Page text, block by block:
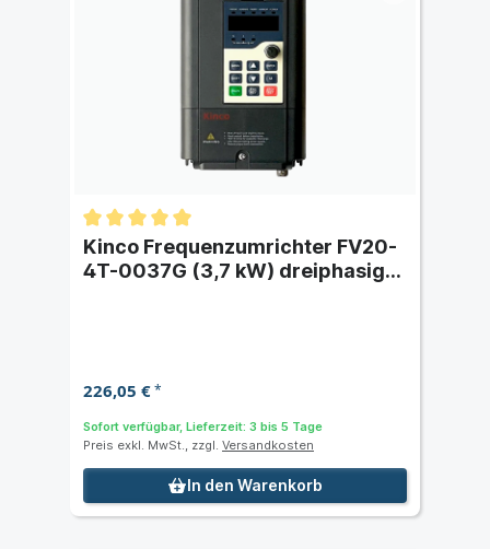
Kinco Frequenzumrichter FV20-
4T-0037G (3,7 kW) dreiphasig
226,05 €*
Sofort verfügbar, Lieferzeit: 3 bis 5 Tage
Preis exkl. MwSt., zzgl. Versandkosten
In den Warenkorb